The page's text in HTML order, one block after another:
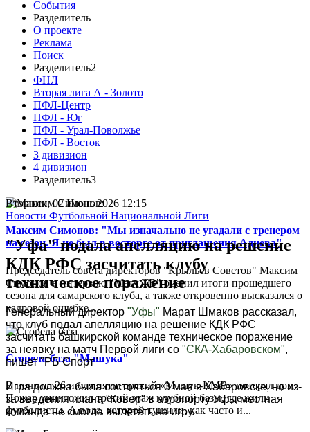
События
Разделитель
О проекте
Реклама
Поиск
Разделитель2
ФНЛ
Вторая лига А - Золото
ПФЛ-Центр
ПФЛ - Юг
ПФЛ - Урал-Поволжье
ПФЛ - Восток
3 дивизион
4 дивизион
Разделитель3
Максим Симонов: "Мы изначально не угадали с тренером
на сезон. Я не был в восторге от приглашения Адиева"
Председатель совета директоров "Крыльев Советов" Максим
Симонов в интервью "Матч ТВ" оценил итоги прошедшего
сезона для самарского клуба, а также откровенно высказался о
кадровой ошибке...
Сгорела база "Машука"
В ночь на 26 июля пятигорский «Машук-КМВ» потерял дом.
Пожар уничтожил третий этаж клубной базы, где жили
футболисты. А вода, которой тушили, как часто и...
Вторник, 02 Июнь 2026 12:15
Новости Футбольной Национальной Лиги
"Уфа" подала апелляцию на решение
КДК РФС засчитать клубу
техническое поражение
Генеральный директор "Уфы" Марат Шмаков рассказал,
что клуб подал апелляцию на решение КДК РФС
засчитать башкирской команде техническое поражение
за неявку на матч Первой лиги со "СКА-Хабаровском",
пишет "РБ Спорт"
Игра должна была состояться 3 мая в Хабаровске, но из-
за введения плана "Ковер" в аэропорту Уфы местная
команда не смогла вылететь на игру.